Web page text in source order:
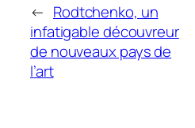
← Rodtchenko, un
infatigable découvreur
de nouveaux pays de
l’art